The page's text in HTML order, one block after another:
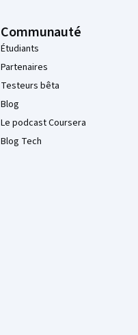
Communauté
Étudiants
Partenaires
Testeurs bêta
Blog
Le podcast Coursera
Blog Tech